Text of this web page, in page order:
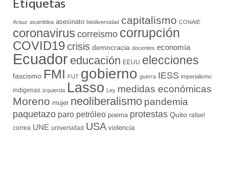
Arauz asamblea asesinato biodiversidad capitalismo CONAIE
coronavirus correismo corrupción
COVID19crisis democracia docentes economía
Ecuador educación EEUU elecciones
fascismo FMI FUT gobierno guerra IESS imperialismo
indigenas izquierda Lasso Ley medidas económicas
Moreno mujer neoliberalismo pandemia
paquetazo paro petróleo poema protestas Quito rafael
correa UNE universidad USA violencia